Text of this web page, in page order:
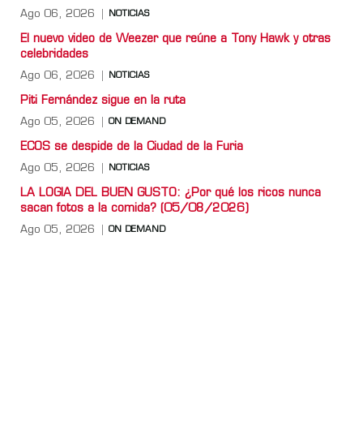
Ago 06, 2026 NOTICIAS
El nuevo video de Weezer que reúne a Tony Hawk y otras
celebridades
Ago 06, 2026 NOTICIAS
Piti Fernández sigue en la ruta
Ago 05, 2026 ON DEMAND
ECOS se despide de la Ciudad de la Furia
Ago 05, 2026 NOTICIAS
LA LOGIA DEL BUEN GUSTO: ¿Por qué los ricos nunca
sacan fotos a la comida? (05/08/2026)
Ago 05, 2026 ON DEMAND